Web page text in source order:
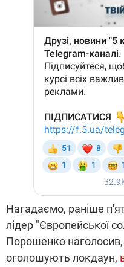
Нагадаємо, раніше
лідер "Європейської
Порошенко наголосив,
оголошують локдаун,